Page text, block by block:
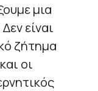
μια
είναι
ζήτημα
οι